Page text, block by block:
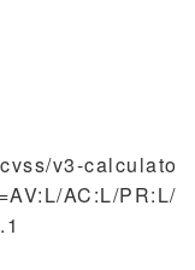
v3-calculato
AC:L/PR:L/